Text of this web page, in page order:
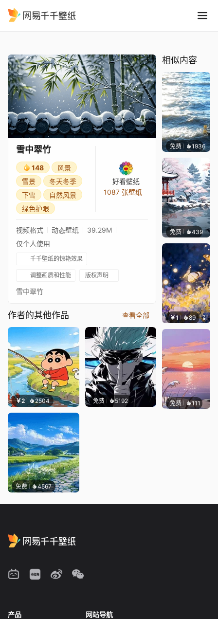
雪中翠竹
148
风景
雪景
冬天冬季
下雪
自然风景
绿色护眼
好看壁纸
1087 张壁纸
视频格式 动态壁纸
39.29M
仅个人使用
千千壁纸的惊艳效果
调整画质和性能 版权声明
雪中翠竹
作者的其他作品 查看全部
￥2 2504 免费 5192
免费 4567
相似内容
免费 1936
千千壁纸
等作者
免费 439
￥1 89 叮叮
免费 111好看
产品 网站导航